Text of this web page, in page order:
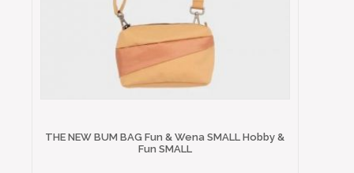
THE NEW BUM BAG Fun & Wena SMALL Hobby &
Fun SMALL